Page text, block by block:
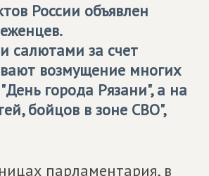
России объявлен
салютами за счет
возмущение многих
города Рязани", а на
бойцов в зоне СВО",
парламентария, в